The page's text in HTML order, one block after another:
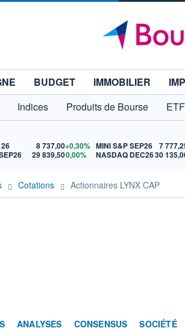
BUDGET IMMOBILIER
Indices Produits de Bourse
8 737,00+0,30%
29 839,500,00%
MINI S&P SEP26 7
NASDAQ DEC2630
Cotations Actionnaires LYNX CAP
ANALYSES CONSENSUS SOCIÉTÉ